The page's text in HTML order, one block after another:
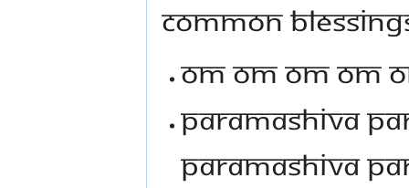
COMMON
Om om om om
Paramashiva
Paramashiva